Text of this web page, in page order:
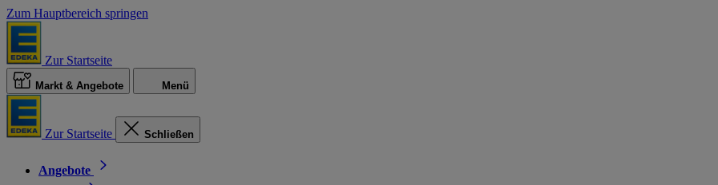
Zum Hauptbereich springen
Zur Startseite
Markt & Angebote Menü
Zur Startseite Schließen
Angebote